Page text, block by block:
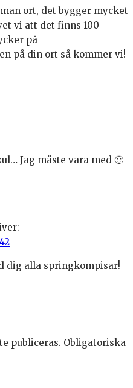
ort, det bygger mycket
vi att det finns 100
på
på din ort så kommer vi!
Jag måste vara med 🙂
dig alla springkompisar!
publiceras. Obligatoriska